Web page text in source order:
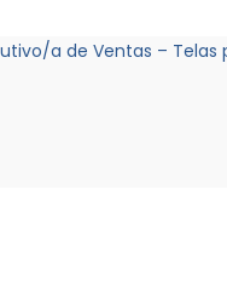
a de Ventas –